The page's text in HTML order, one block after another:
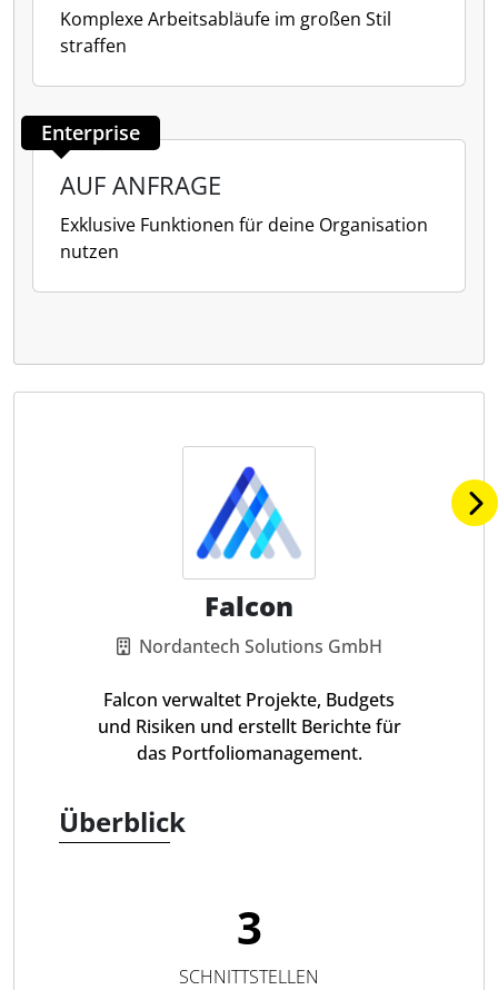
Komplexe Arbeitsabläufe im großen Stil
straffen
Enterprise
AUF ANFRAGE
Exklusive Funktionen für deine Organisation
nutzen
Falcon
Nordantech Solutions GmbH
Falcon verwaltet Projekte, Budgets
und Risiken und erstellt Berichte für
das Portfoliomanagement.
Überblick
3
SCHNITTSTELLEN